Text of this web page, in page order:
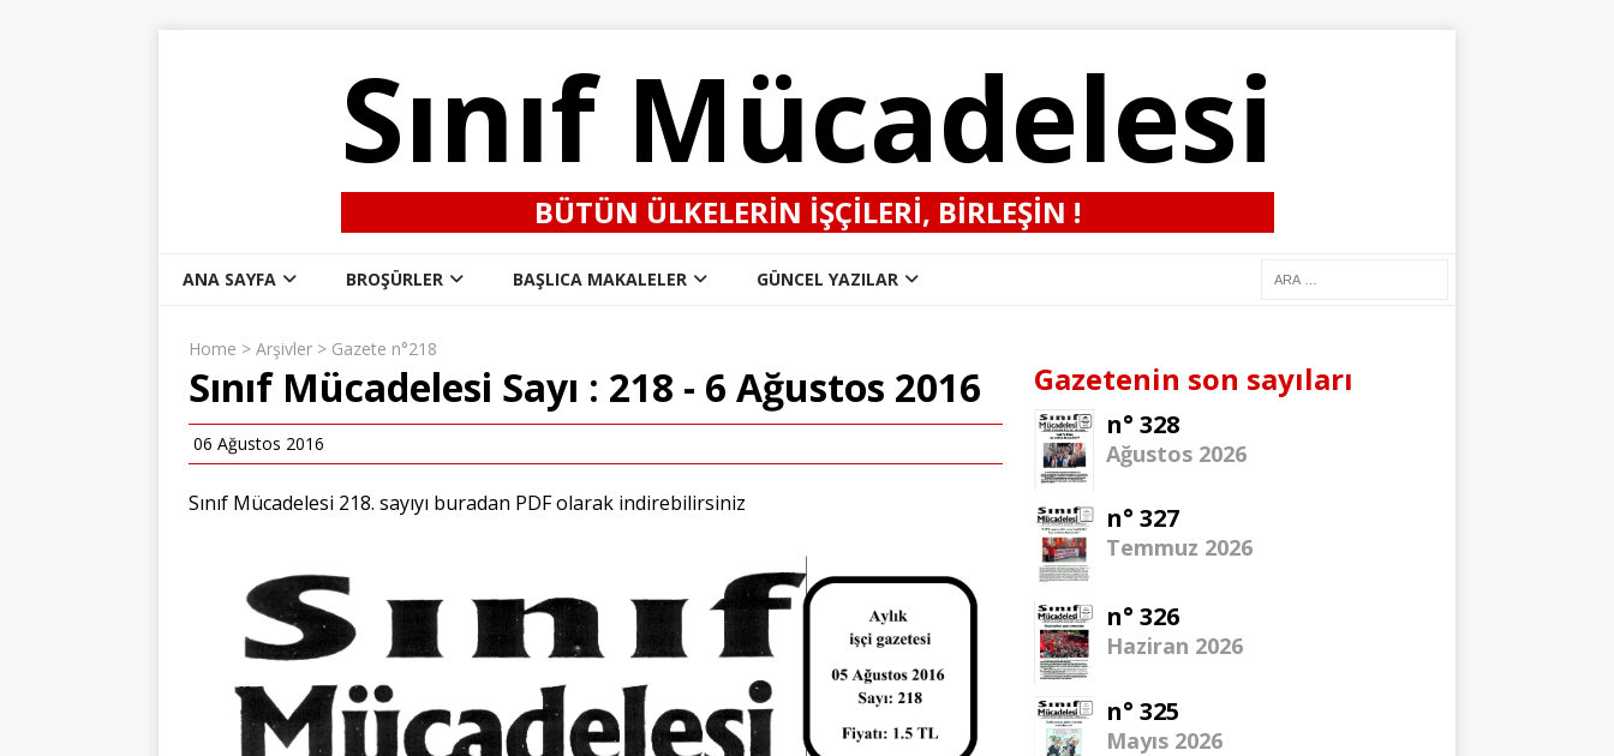
Sınıf Mücadelesi
BÜTÜN ÜLKELERIN IŞÇILERI, BIRLEŞIN !
ANA SAYFA BROŞÜRLER BAŞLICA MAKALELER GÜNCEL YAZILAR
Home > Arşivler > Gazete n°218
Sınıf Mücadelesi Sayı : 218 - 6 Ağustos 2016
06 Ağustos 2016
Sınıf Mücadelesi 218. sayıyı buradan PDFolarak indirebilirsiniz
Gazetenin son sayıları
n° 328
Ağustos 2026
n° 327
Temmuz 2026
n° 326
Haziran 2026
n° 325
Mayıs 2026